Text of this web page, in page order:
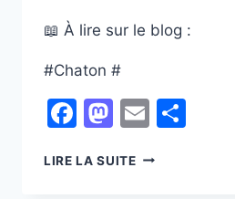
📖 À lire sur le blog :
#Chaton #
Facebook
Mastodon
Email
LIRE LA SUITELE